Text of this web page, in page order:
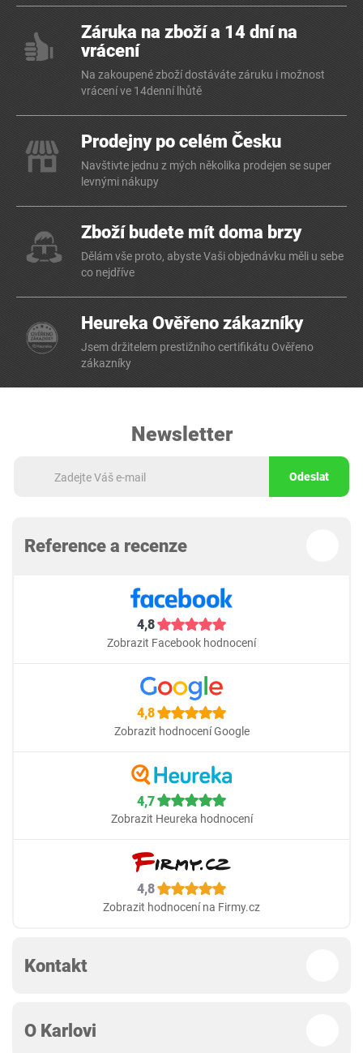
Záruka na zboží a 14 dní na
vrácení
Na zakoupené zboží dostáváte záruku i možnost
vrácení ve 14denní lhůtě
Prodejny po celém Česku
Navštivte jednu z mých několika prodejen se super
levnými nákupy
Zboží budete mít doma brzy
Dělám vše proto, abyste Vaši objednávku měli u sebe
co nejdříve
Heureka Ověřeno zákazníky
Jsem držitelem prestižního certifikátu Ověřeno
zákazníky
Newsletter
Odeslat
Reference a recenze
4,8
Zobrazit Facebook hodnocení
4,8
Zobrazit hodnocení Google
4,7
Zobrazit Heureka hodnocení
4,8
Zobrazit hodnocení na Firmy.cz
Kontakt
O Karlovi